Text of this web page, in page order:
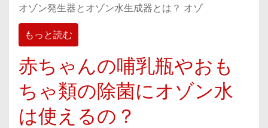
オゾン発生器とオゾン水生成器とは？ オゾ
もっと読む
赤ちゃんの哺乳瓶やおも
ちゃ類の除菌にオゾン水
は使えるの？